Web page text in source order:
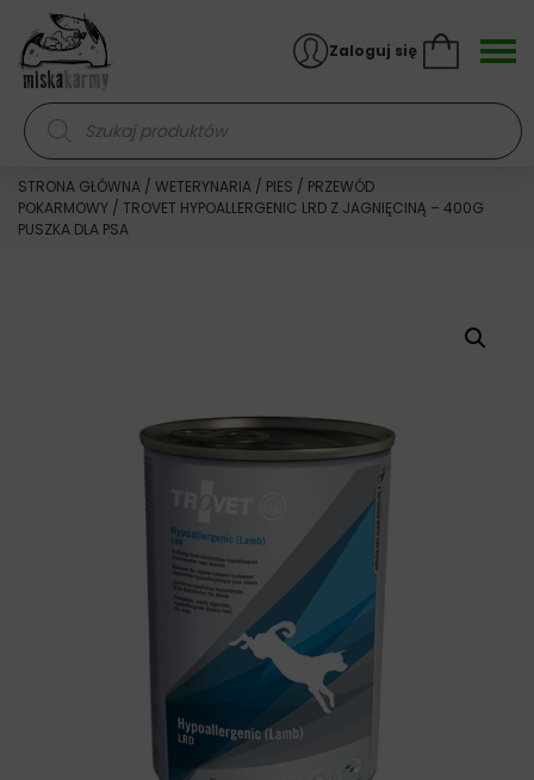
Skocz do treści
Wyszukiwarka produktów
Zaloguj się
STRONA GŁÓWNA / WETERYNARIA / PIES / PRZEWÓD
POKARMOWY / TROVET HYPOALLERGENIC LRD Z JAGNIĘCINĄ – 400G
PUSZKA DLA PSA